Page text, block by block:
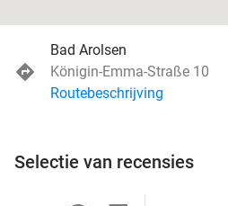
Bad Arolsen
Königin-Emma-Straße 10
Routebeschrijving
Selectie van recensies